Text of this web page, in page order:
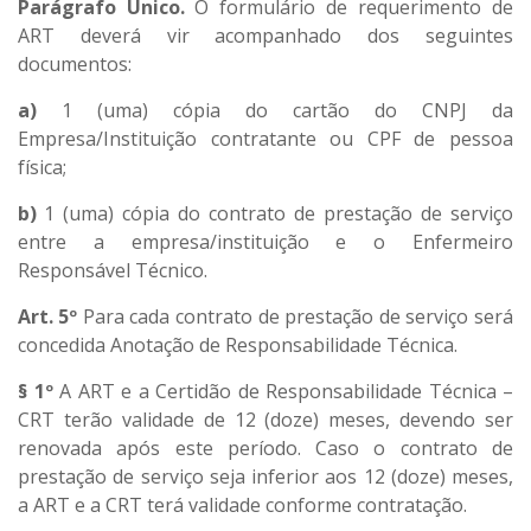
Parágrafo Único. O formulário de requerimento de
ART deverá vir acompanhado dos seguintes
documentos:
a) 1 (uma) cópia do cartão do CNPJ da
Empresa/Instituição contratante ou CPF de pessoa
física;
b) 1 (uma) cópia do contrato de prestação de serviço
entre a empresa/instituição e o Enfermeiro
Responsável Técnico.
Art. 5º Para cada contrato de prestação de serviço será
concedida Anotação de Responsabilidade Técnica.
§ 1º A ART e a Certidão de Responsabilidade Técnica –
CRT terão validade de 12 (doze) meses, devendo ser
renovada após este período. Caso o contrato de
prestação de serviço seja inferior aos 12 (doze) meses,
a ART e a CRT terá validade conforme contratação.